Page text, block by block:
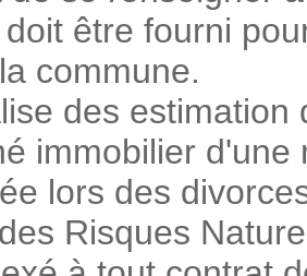
être fourni
commune.
des
immobilier
lors des
Risques